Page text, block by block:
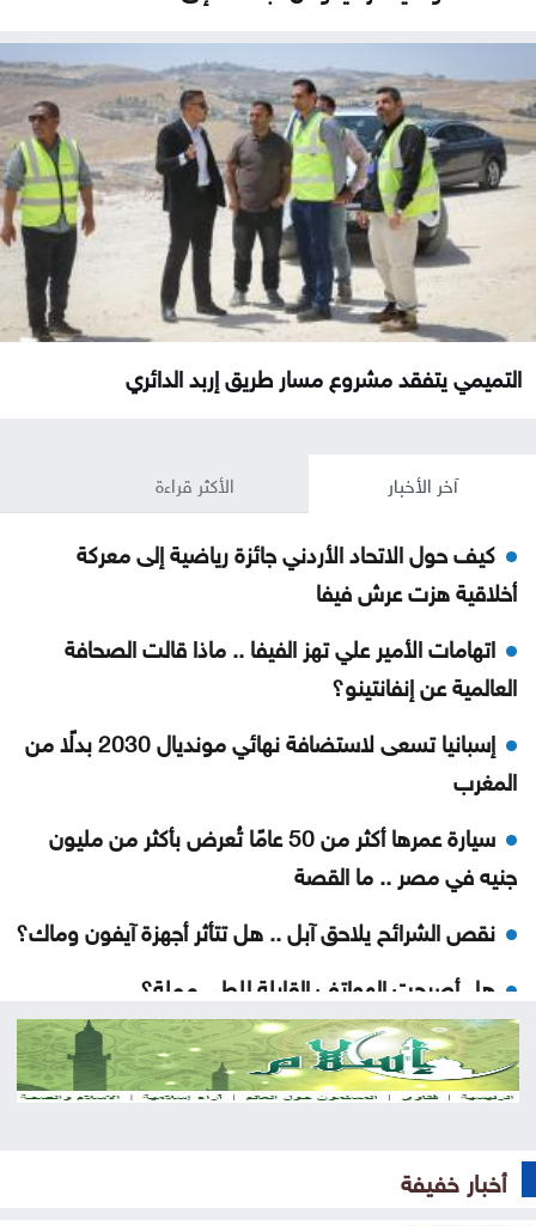
التميمي يتفقد مشروع مسار طريق إربد الدائري
آخر الأخبار الأكثر قراءة
كيف حول الاتحاد الأردني جائزة رياضية إلى معركة
أخلاقية هزت عرش فيفا
اتهامات الأمير علي تهز الفيفا .. ماذا قالت الصحافة
العالمية عن إنفانتينو؟
إسبانيا تسعى لاستضافة نهائي مونديال 2030 بدلًا من
المغرب
سيارة عمرها أكثر من 50 عامًا تُعرض بأكثر من مليون
جنيه في مصر .. ما القصة
نقص الشرائح يلاحق آبل .. هل تتأثر أجهزة آيفون وماك؟
هل أصبحت الهواتف القابلة للطي مملة؟
5 إشارات قد يرسلها القلب قبل الجلطة .. لا تتجاهلها
العدو الخفي للمسافرين .. لماذا يرهقك اختلاف التوقيت
الراحة
أخبار خفيفة